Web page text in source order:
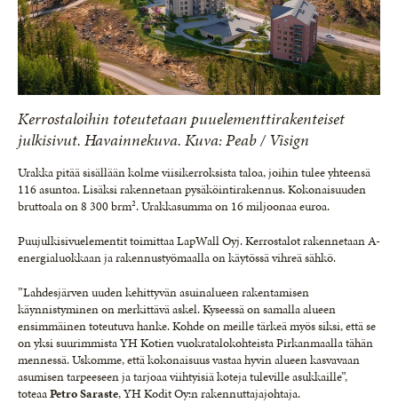
Kerrostaloihin toteutetaan puuelementtirakenteiset
julkisivut. Havainnekuva. Kuva: Peab / Visign
Urakka pitää sisällään kolme viisikerroksista taloa, joihin tulee yhteensä
116 asuntoa. Lisäksi rakennetaan pysäköintirakennus. Kokonaisuuden
bruttoala on 8 300 brm². Urakkasumma on 16 miljoonaa euroa.
Puujulkisivuelementit toimittaa LapWall Oyj. Kerrostalot rakennetaan A-
energialuokkaan ja rakennustyömaalla on käytössä vihreä sähkö.
”Lahdesjärven uuden kehittyvän asuinalueen rakentamisen
käynnistyminen on merkittävä askel. Kyseessä on samalla alueen
ensimmäinen toteutuva hanke. Kohde on meille tärkeä myös siksi, että se
on yksi suurimmista YH Kotien vuokratalokohteista Pirkanmaalla tähän
mennessä. Uskomme, että kokonaisuus vastaa hyvin alueen kasvavaan
asumisen tarpeeseen ja tarjoaa viihtyisiä koteja tuleville asukkaille”,
toteaaPetro Saraste, YH Kodit Oy:n rakennuttajajohtaja.